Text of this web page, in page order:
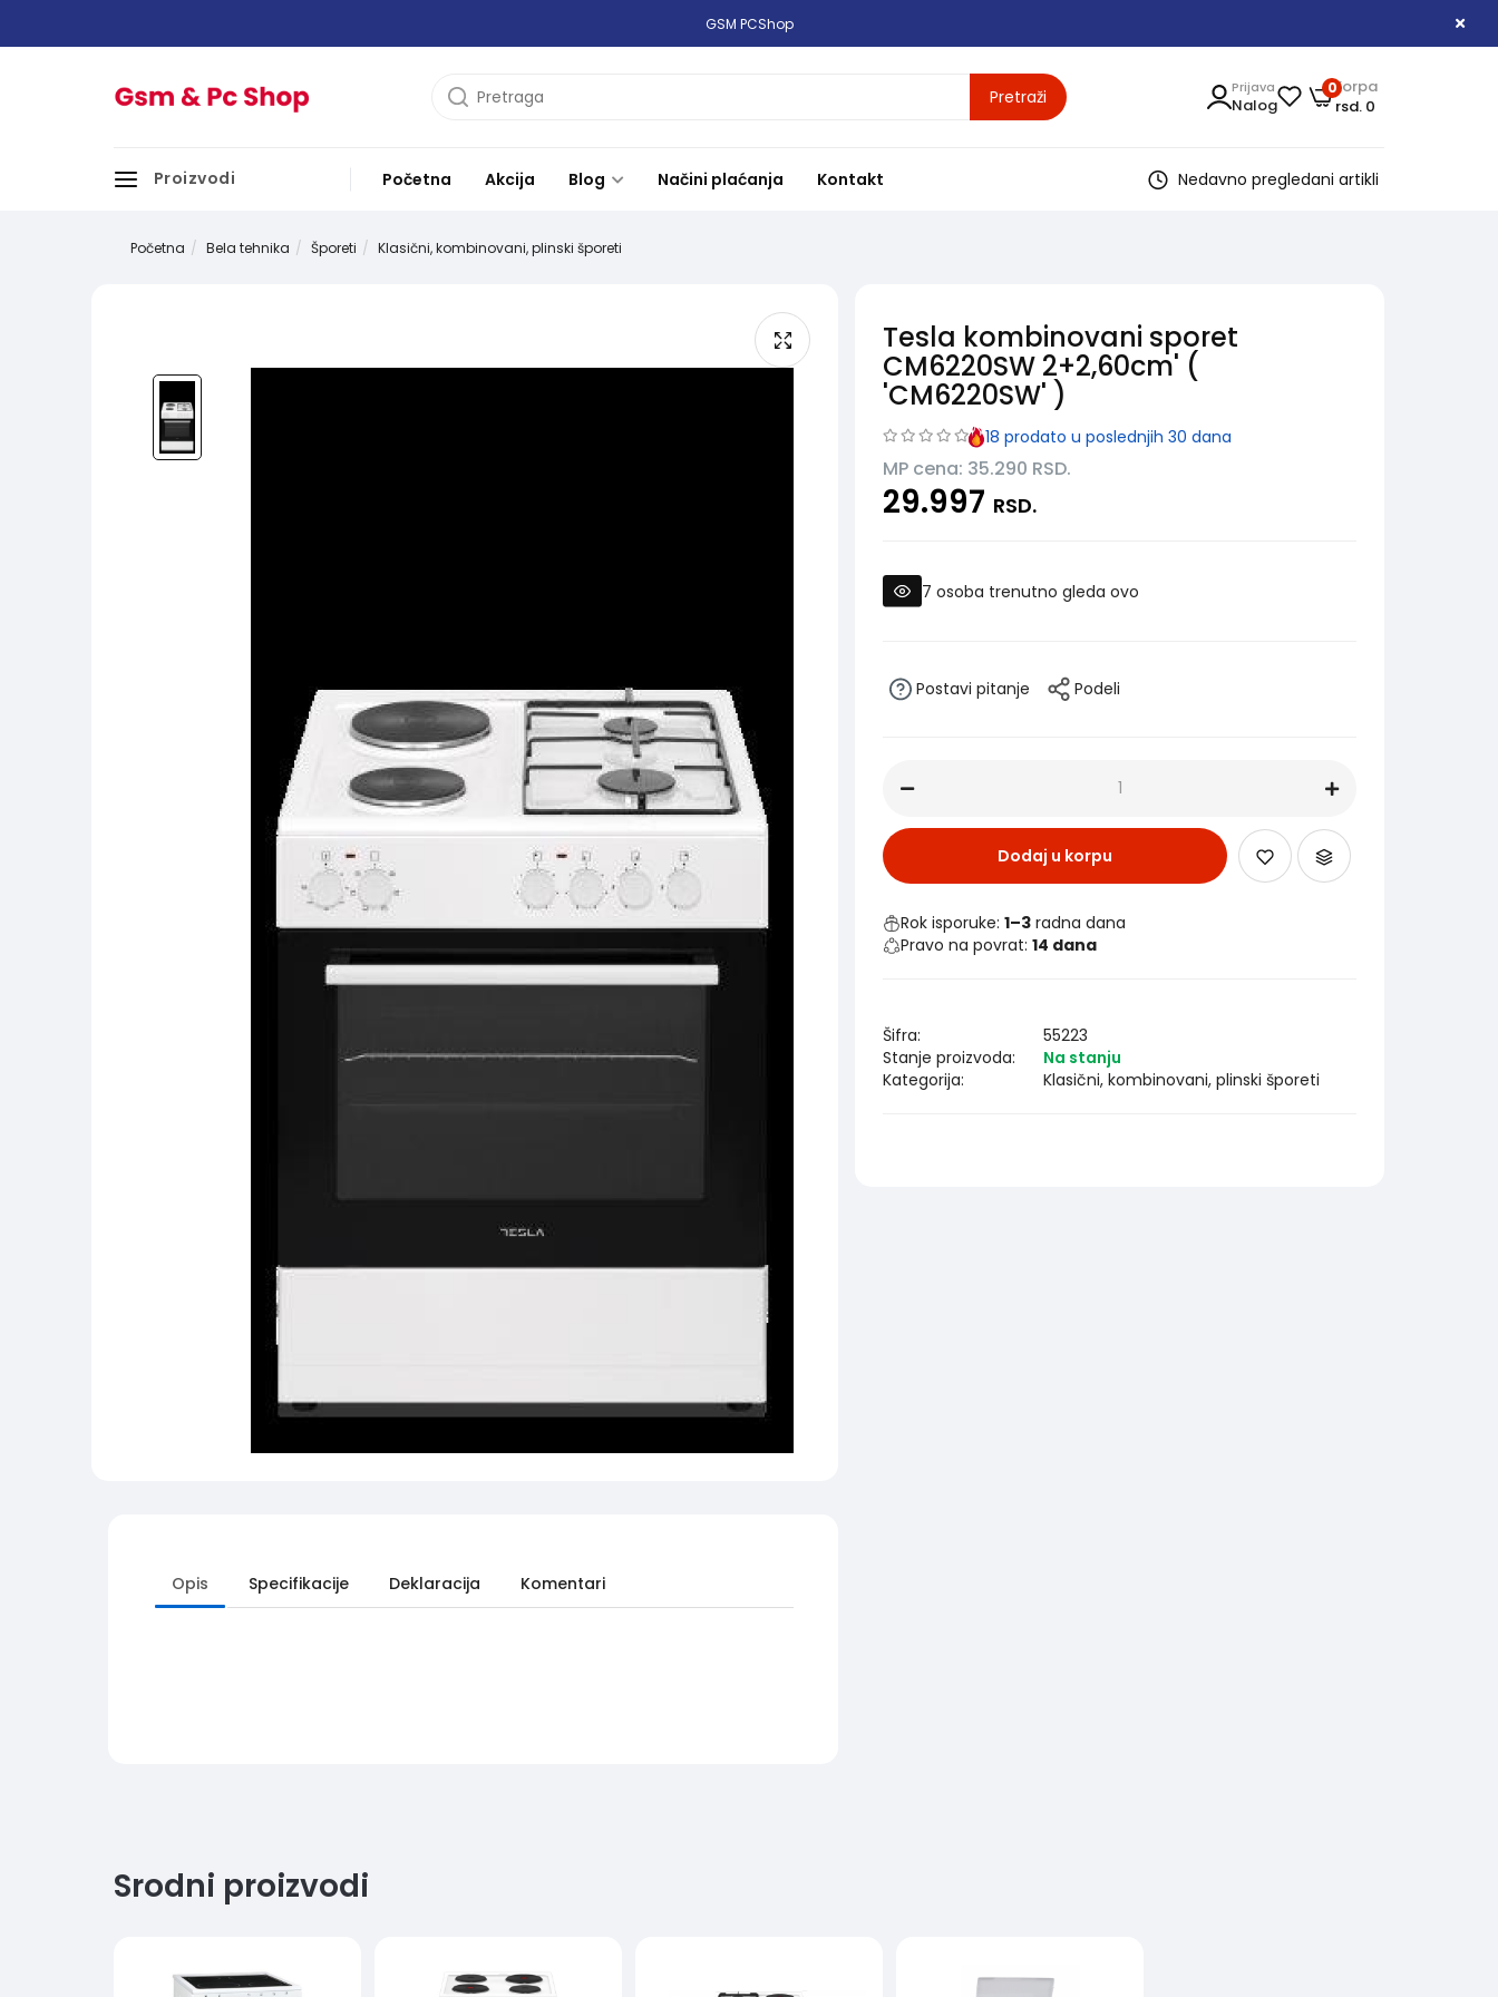
GSM PCShop
Pretraži
Korpa
rsd. 0
0
Prijava
Nalog
Proizvodi Početna Akcija Blog Načini plaćanja Kontakt Nedavno pregledani artikli
Početna Bela tehnika Šporeti Klasični, kombinovani, plinski šporeti
Tesla kombinovani sporet
CM6220SW 2+2,60cm' (
'CM6220SW' )
18 prodato u poslednjih 30 dana
MP cena: 35.290 RSD.
29.997 RSD.
7 osoba trenutno gleda ovo
Postavi pitanje Podeli
Dodaj u korpu
Rok isporuke: 1–3 radna dana
Pravo na povrat: 14 dana
Šifra:
55223
Stanje proizvoda:
Na stanju
Kategorija:
Klasični, kombinovani, plinski šporeti
Opis Specifikacije Deklaracija Komentari
Srodni proizvodi